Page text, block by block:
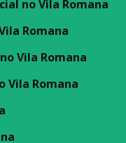
no Vila Romana
Romana
Vila Romana
Vila Romana